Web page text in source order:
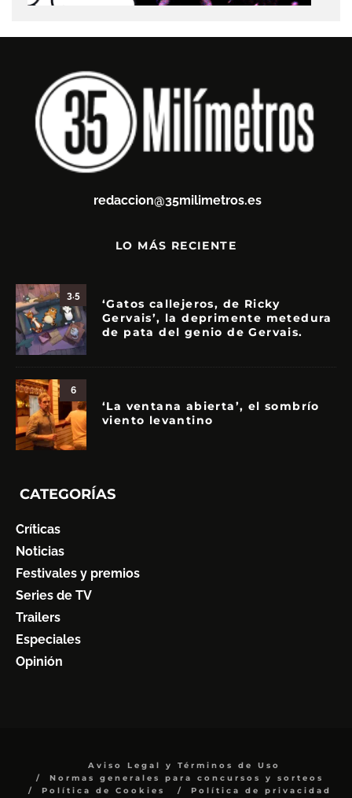
redaccion@35milimetros.es
LO MÁS RECIENTE
3.5
‘Gatos callejeros, de Ricky
Gervais’, la deprimente metedura
de pata del genio de Gervais.
6
‘La ventana abierta’, el sombrío
viento levantino
CATEGORÍAS
Críticas
Noticias
Festivales y premios
Series de TV
Trailers
Especiales
Opinión
Aviso Legal y Términos de Uso
Normas generales para concursos y sorteos
Política de Cookies
Política de privacidad